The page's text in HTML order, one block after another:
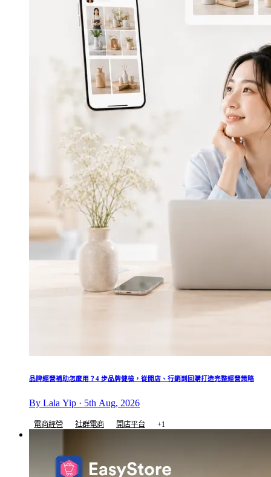
品牌經營補助怎麼用？4 步品牌健檢，從開店、行銷到回購打造完整經營策略
By Lala Yip · 5th Aug, 2026
電商經營 社群電商 開店平台 +1